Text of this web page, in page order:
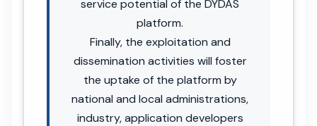
service potential of the DYDAS
platform.
Finally, the exploitation and
dissemination activities will foster
the uptake of the platform by
national and local administrations,
industry, application developers